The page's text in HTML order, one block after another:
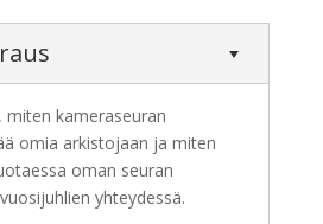
kameraseuran
omia arkistojaan ja miten
oman seuran
yhteydessä.